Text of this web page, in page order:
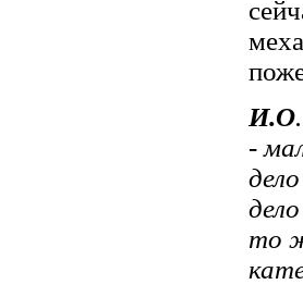
И.О
-
то